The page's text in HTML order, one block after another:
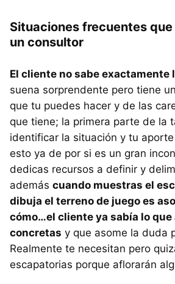
Situaciones frecuentes
un consultor
El cliente no sabe exactamente
suena sorprendente pero tiene
que tu puedes hacer y de las
que tiene; la primera parte de la
identificar la situación y tu
esto ya de por si es un gran
dedicas recursos a definir y
además cuando muestras el
dibuja el terreno de juego es
cómo…el cliente ya sabía lo que
concretas y que asome la duda
Realmente te necesitan pero
escapatorias porque aflorarán